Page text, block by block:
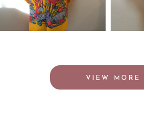
VIEW MORE